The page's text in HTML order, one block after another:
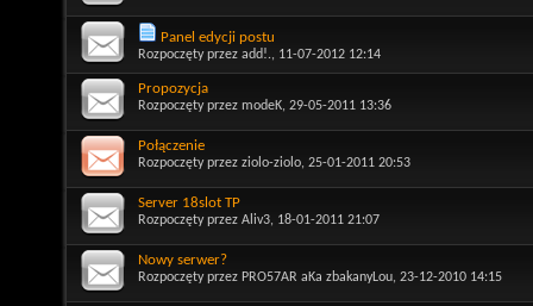
Panel edycji postu
Rozpoczęty przez add!., 11-07-2012 12:14
Propozycja
Rozpoczęty przez modeK, 29-05-2011 13:36
Połączenie
Rozpoczęty przez ziolo-ziolo, 25-01-2011 20:53
Server 18slot TP
Rozpoczęty przez Aliv3, 18-01-2011 21:07
Nowy serwer?
Rozpoczęty przez PRO57AR aKa zbakanyLou, 23-12-2010 14:15